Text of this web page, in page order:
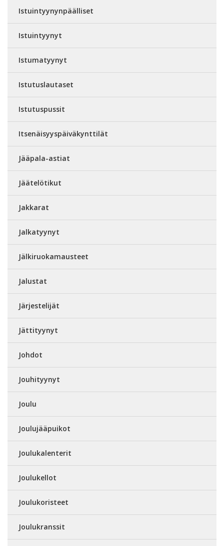
Istuintyynynpäälliset
Istuintyynyt
Istumatyynyt
Istutuslautaset
Istutuspussit
Itsenäisyyspäiväkynttilät
Jääpala-astiat
Jäätelötikut
Jakkarat
Jalkatyynyt
Jälkiruokamausteet
Jalustat
Järjestelijät
Jättityynyt
Johdot
Jouhityynyt
Joulu
Joulujääpuikot
Joulukalenterit
Joulukellot
Joulukoristeet
Joulukranssit